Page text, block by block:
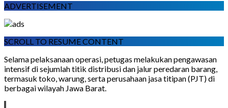
ADVERTISEMENT
SCROLL TO RESUME CONTENT
Selama pelaksanaan operasi, petugas melakukan pengawasan
intensif di sejumlah titik distribusi dan jalur peredaran barang,
termasuk toko, warung, serta perusahaan jasa titipan (PJT) di
berbagai wilayah Jawa Barat.